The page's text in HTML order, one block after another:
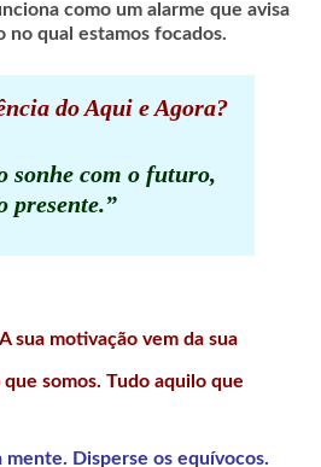
como um alarme que avisa
qual estamos focados.
do Aqui e Agora?
sonhe com o futuro,
presente.”
A sua motivação vem da sua
somos. Tudo aquilo que
mente. Disperse os equívocos.